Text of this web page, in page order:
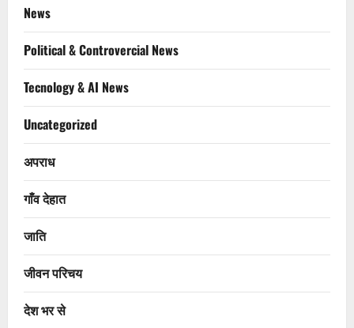
News
Political & Controvercial News
Tecnology & AI News
Uncategorized
अपराध
गाँव देहात
जाति
जीवन परिचय
देश भर से